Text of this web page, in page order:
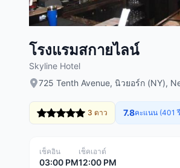
โรงแรมสกายไลน์
Skyline Hotel
725 Tenth Avenue, นิวยอร์ก (NY),
3 ดาว 7.8คะแนน (401
เช็คอิน
03:00 PM
เช็คเอาต์
12:00 PM